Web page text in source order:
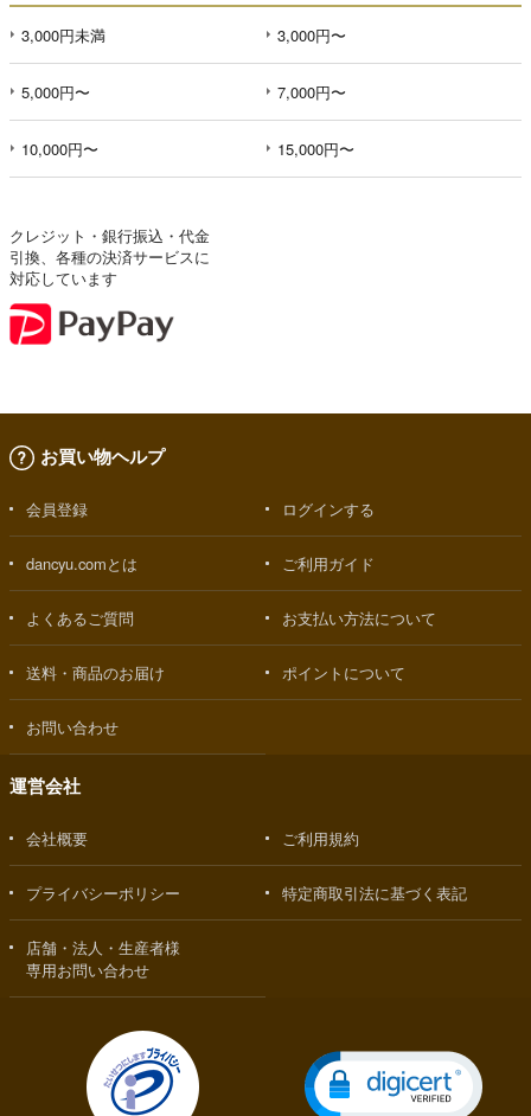
3,000円未満 3,000円〜
5,000円〜 7,000円〜
10,000円〜 15,000円〜
クレジット・銀行振込・代金
引換、各種の決済サービスに
対応しています
お買い物ヘルプ
会員登録 ログインする
dancyu.comとは ご利用ガイド
よくあるご質問 お支払い方法について
送料・商品のお届け ポイントについて
お問い合わせ
運営会社
会社概要 ご利用規約
プライバシーポリシー 特定商取引法に基づく表記
店舗・法人・生産者様
専用お問い合わせ